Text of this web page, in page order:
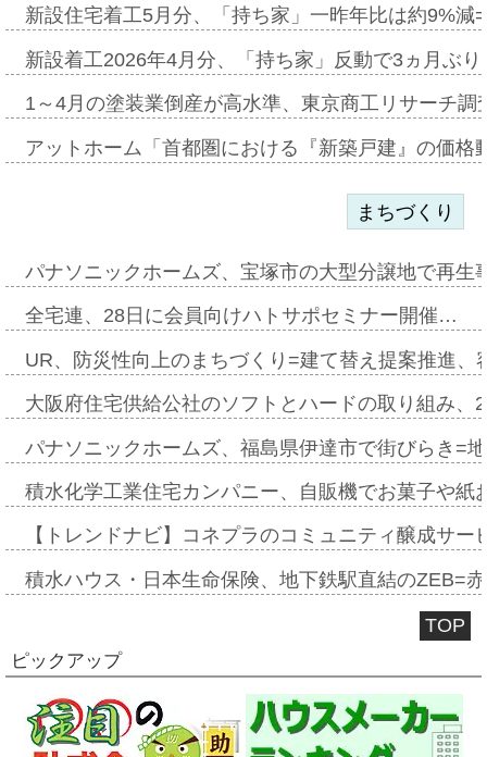
新設住宅着工5月分、「持ち家」一昨年比は約9%
新設着工2026年4月分、「持ち家」反動で3ヵ月ぶ
1～4月の塗装業倒産が高水準、東京商工リサーチ
アットホーム「首都圏における『新築戸建』の価
まちづくり
パナソニックホームズ、宝塚市の大型分譲地で再
全宅連、28日に会員向けハトサポセミナー開催…
UR、防災性向上のまちづくり=建て替え提案推進
大阪府住宅供給公社のソフトとハードの取り組み
パナソニックホームズ、福島県伊達市で街びらき=
積水化学工業住宅カンパニー、自販機でお菓子や
【トレンドナビ】コネプラのコミュニティ醸成サ
積水ハウス・日本生命保険、地下鉄駅直結のZEB=
TOP
ピックアップ